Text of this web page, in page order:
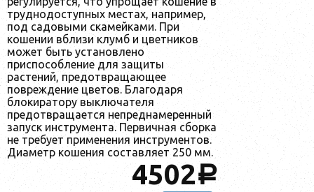
труднодоступных местах, например,
под садовыми скамейками. При
кошении вблизи клумб и цветников
может быть установлено
приспособление для защиты
растений, предотвращающее
повреждение цветов. Благодаря
блокиратору выключателя
предотвращается непреднамеренный
запуск инструмента. Первичная сборка
не требует применения инструментов.
Диаметр кошения составляет 250 мм.
4502a